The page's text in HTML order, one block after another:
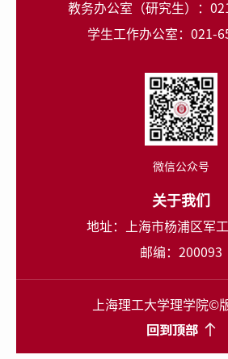
教务办公室（研究生）：
学生工作办公室：021-
微信公众号
关于我们
地址：上海市杨浦区军
邮编：200093
上海理工大学理学院©